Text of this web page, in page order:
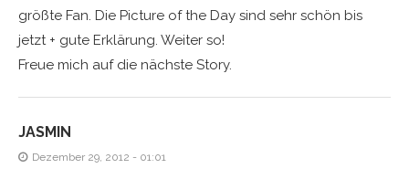
größte Fan. Die Picture of the Day sind sehr schön bis
jetzt + gute Erklärung. Weiter so!
Freue mich auf die nächste Story.
JASMIN
Dezember 29, 2012 - 01:01